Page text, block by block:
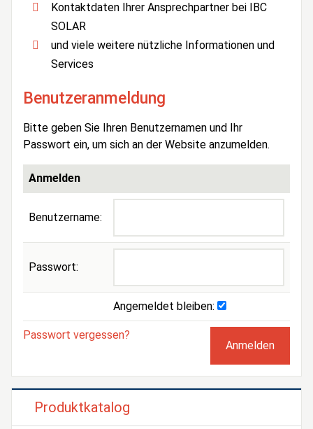
Kontaktdaten Ihrer Ansprechpartner bei IBC
SOLAR
und viele weitere nützliche Informationen und
Services
Benutzeranmeldung
Bitte geben Sie Ihren Benutzernamen und Ihr
Passwort ein, um sich an der Website anzumelden.
Anmelden
Benutzername:
Passwort:
Angemeldet bleiben:
Passwort vergessen?
Produktkatalog